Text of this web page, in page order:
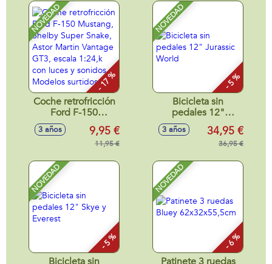
GT3 escala 1:24,
neumáticos de
goma, con luces -
Modelos surtidos
NOVEDAD
- 17 %
Coche retrofricción
Ford F-150
Mustang, Shelby
Super Snake, Astor
Martin Vantage
con luces y sonidos
- Modelos surtidos
3 años 9,95 €
11,95 €
NOVEDAD
- 5 %
Bicicleta sin
pedales 12"
Jurassic World
3 años 34,95 €
36,95 €
NOVEDAD
- 5 %
NOVEDAD
- 6 %